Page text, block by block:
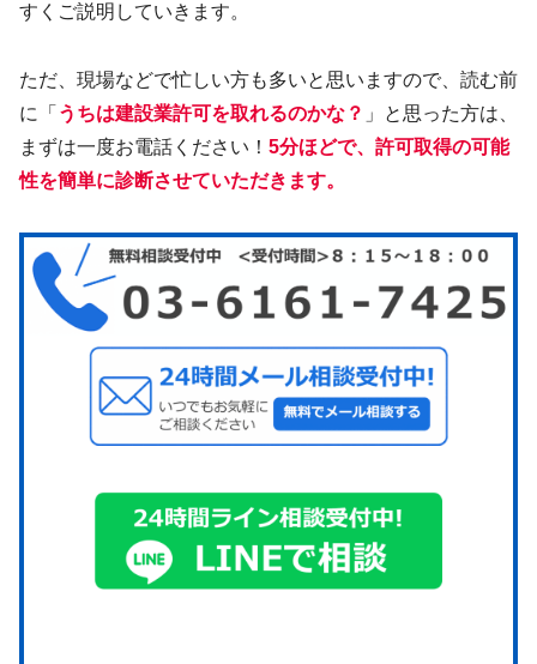
すくご説明していきます。
ただ、現場などで忙しい方も多いと思いますので、読む前
に「 うちは建設業許可を取れるのかな？ 」と思った方は、
まずは一度お電話ください！ 5分ほどで、許可取得の可能
性を簡単に診断させていただきます。